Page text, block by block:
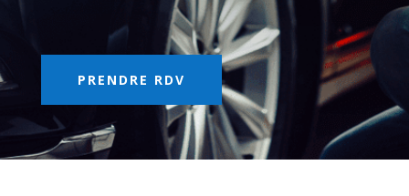
PRENDRE RDV